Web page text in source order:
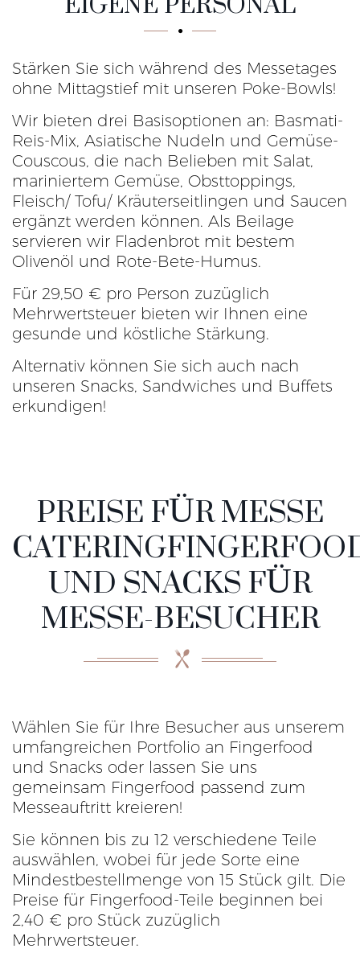
Stärken Sie sich während des Messetages
ohne Mittagstief mit unseren Poke-Bowls!
Wir bieten drei Basisoptionen an: Basmati-
Reis-Mix, Asiatische Nudeln und Gemüse-
Couscous, die nach Belieben mit Salat,
mariniertem Gemüse, Obsttoppings,
Fleisch/ Tofu/ Kräuterseitlingen und Saucen
ergänzt werden können. Als Beilage
servieren wir Fladenbrot mit bestem
Olivenöl und Rote-Bete-Humus.
Für 29,50 € pro Person zuzüglich
Mehrwertsteuer bieten wir Ihnen eine
gesunde und köstliche Stärkung.
Alternativ können Sie sich auch nach
unseren Snacks, Sandwiches und Buffets
erkundigen!
PREISE FÜR MESSE
UND SNACKS FÜR
MESSE-BESUCHER
Wählen Sie für Ihre Besucher aus unserem
umfangreichen Portfolio an Fingerfood
und Snacks oder lassen Sie uns
gemeinsam Fingerfood passend zum
Messeauftritt kreieren!
Sie können bis zu 12 verschiedene Teile
auswählen, wobei für jede Sorte eine
Mindestbestellmenge von 15 Stück gilt. Die
Preise für Fingerfood-Teile beginnen bei
2,40 € pro Stück zuzüglich
Mehrwertsteuer.